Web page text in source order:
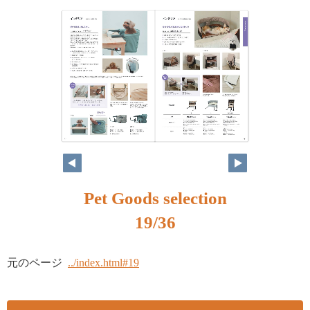
Pet Goods selection
19/36
元のページ ../index.html#19